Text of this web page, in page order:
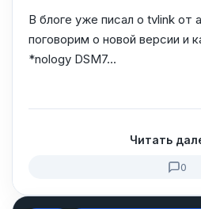
В блоге уже писал о tvlink от
поговорим о новой версии и
*nology DSM7...
Читать
0